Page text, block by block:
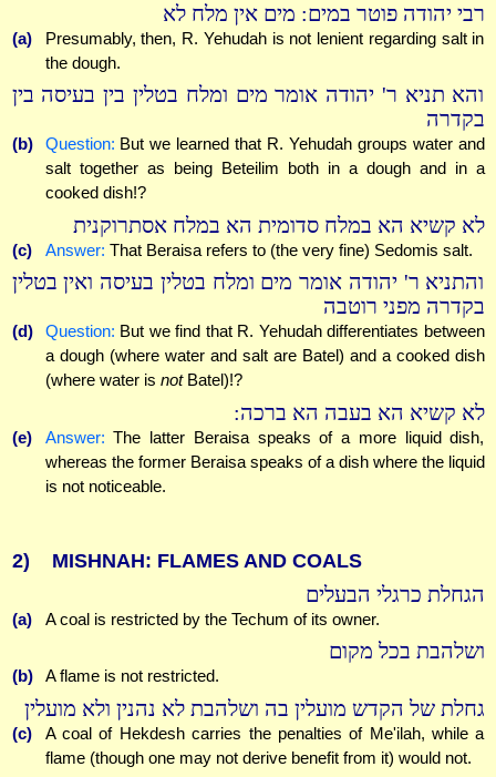
רבי יהודה פוטר במים: מים אין מלח לא
(a)
Presumably, then, R. Yehudah is not lenient regarding salt in
the dough.
והא תניא ר' יהודה אומר מים ומלח בטלין בין בעיסה בין
בקדרה
(b) Question: But we learned that R. Yehudah groups water and
salt together as being Beteilim both in a dough and in a
cooked dish!?
לא קשיא הא במלח סדומית הא במלח אסתרוקנית
(c) Answer: That Beraisa refers to (the very fine) Sedomis salt.
והתניא ר' יהודה אומר מים ומלח בטלין בעיסה ואין בטלין
בקדרה מפני רוטבה
(d) Question: But we find that R. Yehudah differentiates between
a dough (where water and salt are Batel) and a cooked dish
(where water is notBatel)!?
לא קשיא הא בעבה הא ברכה:
(e) Answer: The latter Beraisa speaks of a more liquid dish,
whereas the former Beraisa speaks of a dish where the liquid
is not noticeable.
2) MISHNAH: FLAMES AND COALS
הגחלת כרגלי הבעלים
(a) A coal is restricted by the Techum of its owner.
ושלהבת בכל מקום
(b) A flame is not restricted.
גחלת של הקדש מועלין בה ושלהבת לא נהנין ולא מועלין
(c)
A coal of Hekdesh carries the penalties of Me'ilah, while a
flame (though one may not derive benefit from it) would not.